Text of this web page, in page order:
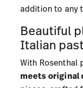
die sie im
gesammelt haben.
addition to any
Beautiful
Italian
With Rosenthal
meets original